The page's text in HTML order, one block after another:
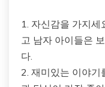
1. 자신감을 가지
고 남자 아이들은
다.
2. 재미있는 이야기